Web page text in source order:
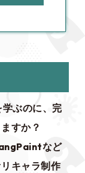
ぶのに、完
すか？
など
キャラ制作